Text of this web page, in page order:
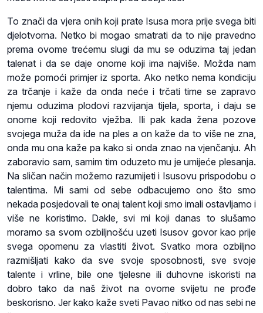
To znači da vjera onih koji prate Isusa mora prije svega biti
djelotvorna. Netko bi mogao smatrati da to nije pravedno
prema ovome trećemu slugi da mu se oduzima taj jedan
talenat i da se daje onome koji ima najviše. Možda nam
može pomoći primjer iz sporta. Ako netko nema kondiciju
za trčanje i kaže da onda neće i trčati time se zapravo
njemu oduzima plodovi razvijanja tijela, sporta, i daju se
onome koji redovito vježba. Ili pak kada žena pozove
svojega muža da ide na ples a on kaže da to više ne zna,
onda mu ona kaže pa kako si onda znao na vjenčanju. Ah
zaboravio sam, samim tim oduzeto mu je umijeće plesanja.
Na sličan način možemo razumijeti i Isusovu prispodobu o
talentima. Mi sami od sebe odbacujemo ono što smo
nekada posjedovali te onaj talent koji smo imali ostavljamo i
više ne koristimo. Dakle, svi mi koji danas to slušamo
moramo sa svom ozbiljnošću uzeti Isusov govor kao prije
svega opomenu za vlastiti život. Svatko mora ozbiljno
razmišljati kako da sve svoje sposobnosti, sve svoje
talente i vrline, bile one tjelesne ili duhovne iskoristi na
dobro tako da naš život na ovome svijetu ne prođe
beskorisno. Jer kako kaže sveti Pavao nitko od nas sebi ne